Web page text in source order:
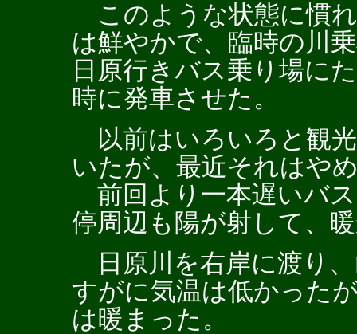
このような状態に慣
は鮮やかで、臨時の川
日原行きバス乗り場に
時に発車させた。
以前はいろいろと観
いたが、最近それはや
前回より一本遅いバ
停周辺も陽が射して、
日原川を右岸に渡り
すがに気温は低かった
は暖まった。